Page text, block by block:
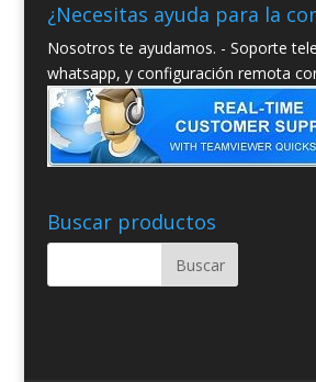
¿Necesitas ayuda para la
Nosotros te ayudamos. - Soporte
whatsapp, y configuración remota
Buscar productos